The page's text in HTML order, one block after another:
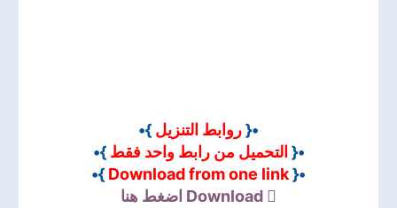
•{روابط التنزيل }•
•{ التحميل من رابط واحد فقط }•
•{
Download from one link
}•
Download اضغط هنا